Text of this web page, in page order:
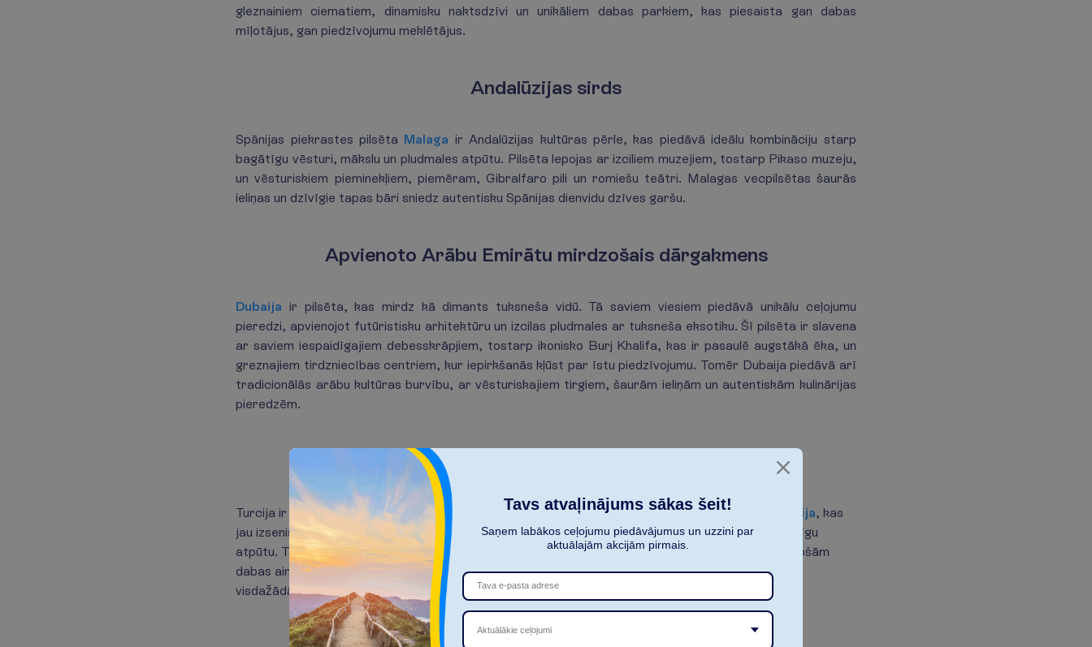
gleznainiem ciematiem, dinamisku naktsdzīvi un unikāliem dabas parkiem, kas piesaista gan dabas
mīļotājus, gan piedzīvojumu meklētājus.
Andalūzijas sirds
Spānijas piekrastes pilsēta Malaga ir Andalūzijas kultūras pērle, kas piedāvā ideālu kombināciju starp
bagātīgu vēsturi, mākslu un pludmales atpūtu. Pilsēta lepojas ar izciliem muzejiem, tostarp Pikaso muzeju,
un vēsturiskiem pieminekļiem, piemēram, Gibralfaro pili un romiešu teātri. Malagas vecpilsētas šaurās
ieliņas un dzīvīgie tapas bāri sniedz autentisku Spānijas dienvidu dzīves garšu.
Apvienoto Arābu Emirātu mirdzošais dārgakmens
Dubaija ir pilsēta, kas mirdz kā dimants tuksneša vidū. Tā saviem viesiem piedāvā unikālu ceļojumu
pieredzi, apvienojot futūristisku arhitektūru un izcilas pludmales ar tuksneša eksotiku. Šī pilsēta ir slavena
ar saviem iespaidīgajiem debesskrāpjiem, tostarp ikonisko Burj Khalifa, kas ir pasaulē augstākā ēka, un
greznajiem tirdzniecības centriem, kur iepirkšanās kļūst par īstu piedzīvojumu. Tomēr Dubaija piedāvā arī
tradicionālās arābu kultūras burvību, ar vēsturiskajiem tirgiem, šaurām ieliņām un autentiskām kulinārijas
pieredzēm.
Vidējo Austrumu klasika
Turcija ir valsts, kurā Austrumu noslēpumainība sastop Rietumu komfortu. Īpaši populāra ir Antālija, kas
jau izsenis ir viens no Latvijas ceļotāju iemīļotākajiem galamērķiem, kad kārojas patiesi augstvērtīgu
atpūtu. Tā ir slavena ar saviem skaistajiem Vidusjūras kūrortiem, senatnīguma klātbūtni un apburošām
dabas ainavām. Antālijas piekraste lutina ar kristāldzidru ūdeni, grezniem viesnīcu kompleksiem
visdažādākajām gaumēm un maksātspējai, kā arī vēsturiskiem apskates objektiem.
Tavs atvaļinājums sākas šeit!
Saņem labākos ceļojumu piedāvājumus un uzzini par
aktuālajām akcijām pirmais.
Aktuālākie ceļojumi